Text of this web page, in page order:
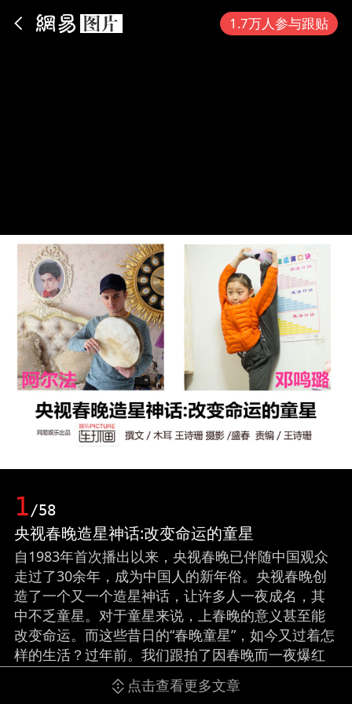
1.7万人参与跟贴
1/58
央视春晚造星神话:改变命运的童星
自1983年首次播出以来，央视春晚已伴随中国观众
走过了30余年，成为中国人的新年俗。央视春晚创
造了一个又一个造星神话，让许多人一夜成名，其
中不乏童星。对于童星来说，上春晚的意义甚至能
改变命运。而这些昔日的“春晚童星”，如今又过着怎
样的生活？过年前。我们跟拍了因春晚而一夜爆红
的童星阿尔法和年画妹妹邓鸣璐，记录下他们的生
活和改变。（撰文/木耳 王诗珊 摄影/盛春 责编/王
点击查看更多文章